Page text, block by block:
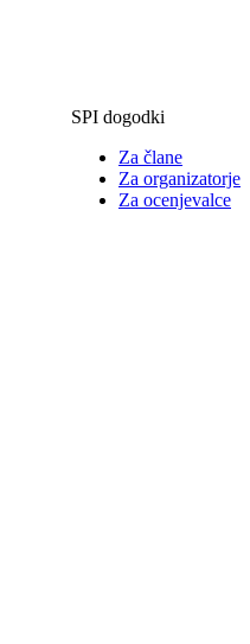
SPI dogodki
Za člane
Za organizatorje
Za ocenjevalce